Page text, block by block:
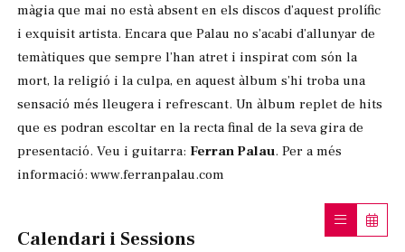
màgia que mai no està absent en els discos d’aquest prolífic
i exquisit artista. Encara que Palau no s’acabi d’allunyar de
temàtiques que sempre l’han atret i inspirat com són la
mort, la religió i la culpa, en aquest àlbum s’hi troba una
sensació més lleugera i refrescant. Un àlbum replet de hits
que es podran escoltar en la recta final de la seva gira de
presentació. Veu i guitarra: Ferran Palau. Per a més
informació: www.ferranpalau.com
Calendari i Sessions